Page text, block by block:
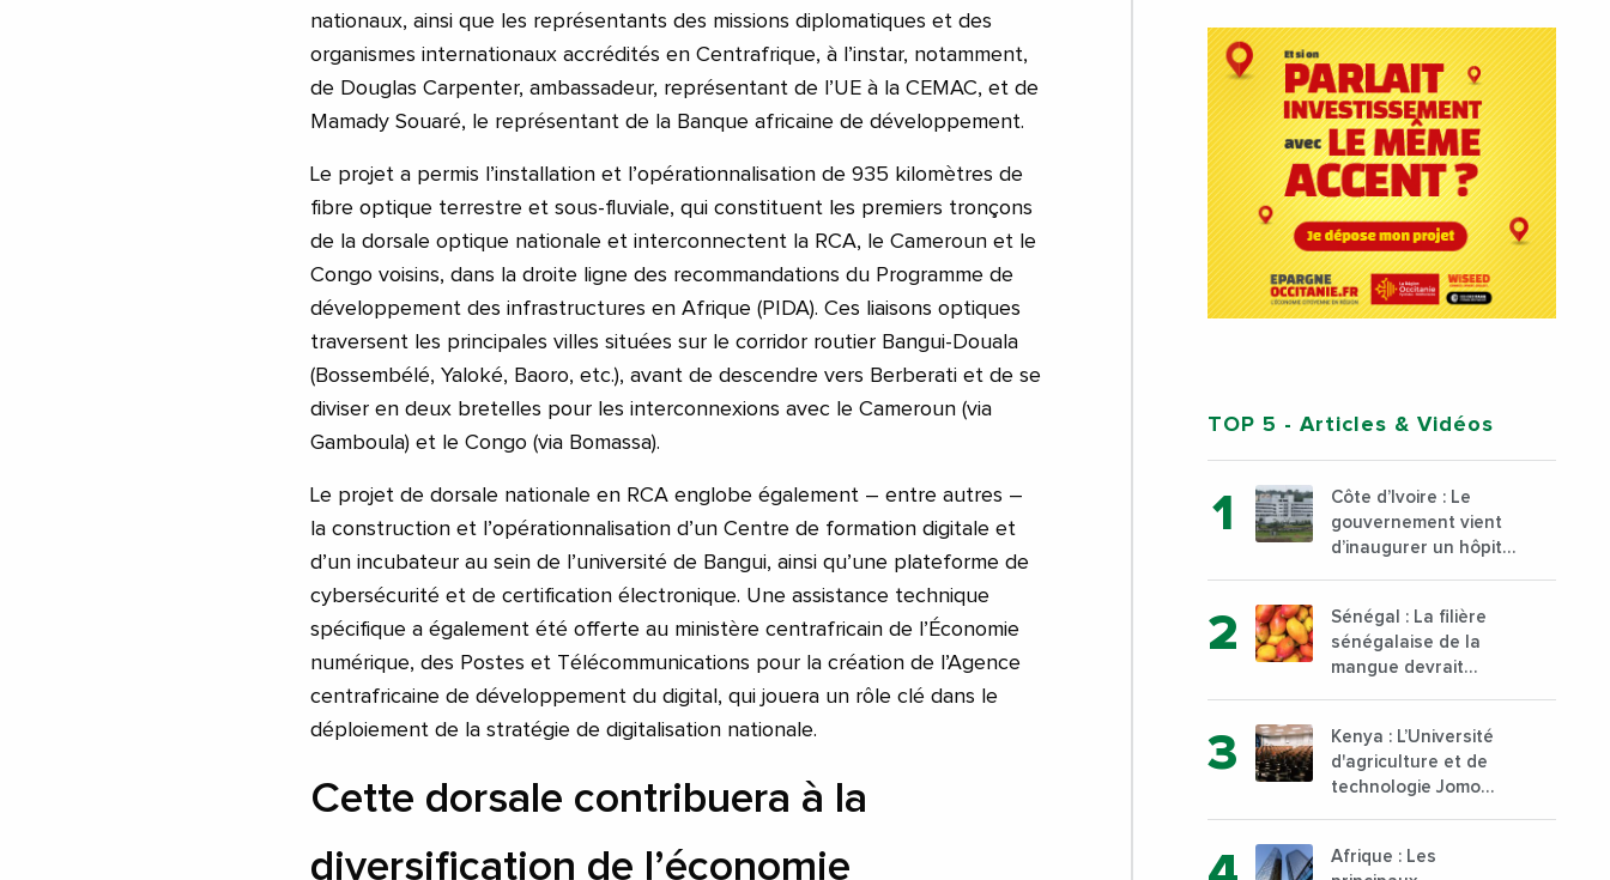
nationaux, ainsi que les représentants des missions diplomatiques et des
organismes internationaux accrédités en Centrafrique, à l’instar, notamment,
de Douglas Carpenter, ambassadeur, représentant de l’UE à la CEMAC, et de
Mamady Souaré, le représentant de la Banque africaine de développement.
Le projet a permis l’installation et l’opérationnalisation de 935 kilomètres de
fibre optique terrestre et sous-fluviale, qui constituent les premiers tronçons
de la dorsale optique nationale et interconnectent la RCA, le Cameroun et le
Congo voisins, dans la droite ligne des recommandations du Programme de
développement des infrastructures en Afrique (PIDA). Ces liaisons optiques
traversent les principales villes situées sur le corridor routier Bangui-Douala
(Bossembélé, Yaloké, Baoro, etc.), avant de descendre vers Berberati et de se
diviser en deux bretelles pour les interconnexions avec le Cameroun (via
Gamboula) et le Congo (via Bomassa).
Le projet de dorsale nationale en RCA englobe également – entre autres –
la construction et l’opérationnalisation d’un Centre de formation digitale et
d’un incubateur au sein de l’université de Bangui, ainsi qu’une plateforme de
cybersécurité et de certification électronique. Une assistance technique
spécifique a également été offerte au ministère centrafricain de l’Économie
numérique, des Postes et Télécommunications pour la création de l’Agence
centrafricaine de développement du digital, qui jouera un rôle clé dans le
déploiement de la stratégie de digitalisation nationale.
Cette dorsale contribuera à la
diversification de l’économie
TOP 5 - Articles & Vidéos
Côte d’Ivoire : Le
gouvernement vient
d’inaugurer un hôpital
au sud du pays
Sénégal : La filière
sénégalaise de la
mangue devrait
000 tonnes produites
Kenya : L’Université
d'agriculture et de
technologie Jomo
formation technique
Afrique : Les